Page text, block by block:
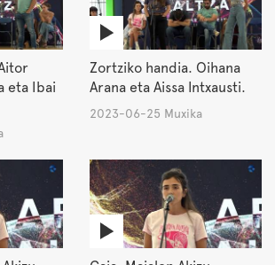
eta Ibai
Zortziko handia. Oihana
Arana eta Aissa Intxausti.
2023-06-25 Muxika